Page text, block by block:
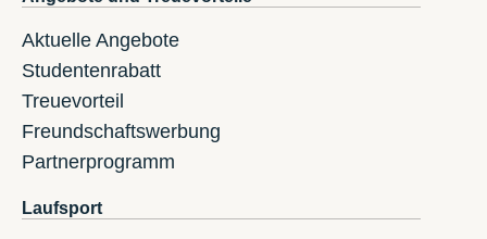
Aktuelle Angebote
Studentenrabatt
Treuevorteil
Freundschaftswerbung
Partnerprogramm
Laufsport